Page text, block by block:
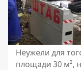
Неужели для
площади 30 м²,